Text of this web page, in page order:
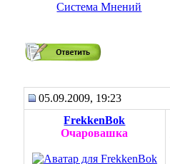
Система Мнений
05.09.2009, 19:23
FrekkenBok
Очаровашка